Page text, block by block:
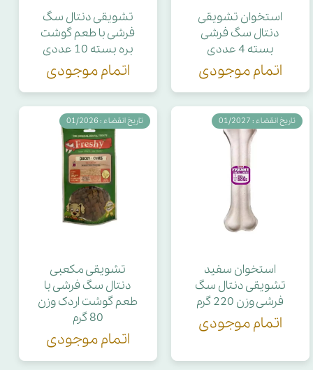
استخوان تشویقی
دنتال سگ فرشی
بسته 4 عددی
اتمام موجودی
تشویقی دنتال سگ
فرشی با طعم گوشت
بره بسته 10 عددی
اتمام موجودی
استخوان سفید
تشویقی دنتال سگ
فرشی وزن 220 گرم
اتمام موجودی
تاریخ انقضاء : 01/2027
تشویقی مکعبی
دنتال سگ فرشی با
طعم گوشت اردک وزن
80 گرم
اتمام موجودی
تاریخ انقضاء : 01/2026